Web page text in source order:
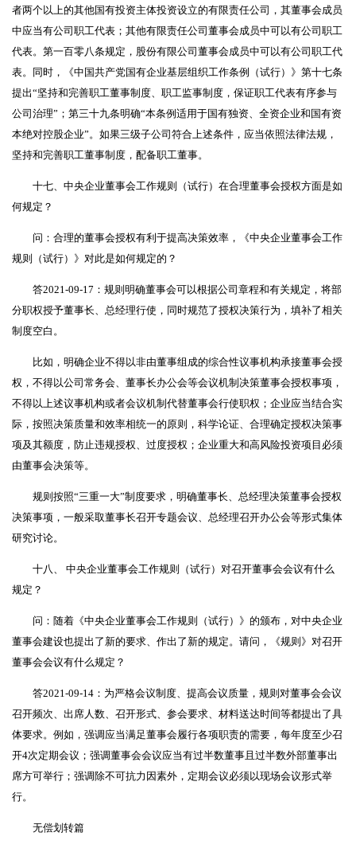
者两个以上的其他国有投资主体投资设立的有限责任公司，其董事会成员
中应当有公司职工代表；其他有限责任公司董事会成员中可以有公司职工
代表。第一百零八条规定，股份有限公司董事会成员中可以有公司职工代
表。同时，《中国共产党国有企业基层组织工作条例（试行）》第十七条
提出“坚持和完善职工董事制度、职工监事制度，保证职工代表有序参与
公司治理”；第三十九条明确“本条例适用于国有独资、全资企业和国有资
本绝对控股企业”。如果三级子公司符合上述条件，应当依照法律法规，
坚持和完善职工董事制度，配备职工董事。
十七、中央企业董事会工作规则（试行）在合理董事会授权方面是如
何规定？
问：合理的董事会授权有利于提高决策效率，《中央企业董事会工作
规则（试行）》对此是如何规定的？
答2021-09-17：规则明确董事会可以根据公司章程和有关规定，将部
分职权授予董事长、总经理行使，同时规范了授权决策行为，填补了相关
制度空白。
比如，明确企业不得以非由董事组成的综合性议事机构承接董事会授
权，不得以公司常务会、董事长办公会等会议机制决策董事会授权事项，
不得以上述议事机构或者会议机制代替董事会行使职权；企业应当结合实
际，按照决策质量和效率相统一的原则，科学论证、合理确定授权决策事
项及其额度，防止违规授权、过度授权；企业重大和高风险投资项目必须
由董事会决策等。
规则按照“三重一大”制度要求，明确董事长、总经理决策董事会授权
决策事项，一般采取董事长召开专题会议、总经理召开办公会等形式集体
研究讨论。
十八、 中央企业董事会工作规则（试行）对召开董事会会议有什么
规定？
问：随着《中央企业董事会工作规则（试行）》的颁布，对中央企业
董事会建设也提出了新的要求、作出了新的规定。请问，《规则》对召开
董事会会议有什么规定？
答2021-09-14：为严格会议制度、提高会议质量，规则对董事会会议
召开频次、出席人数、召开形式、参会要求、材料送达时间等都提出了具
体要求。例如，强调应当满足董事会履行各项职责的需要，每年度至少召
开4次定期会议；强调董事会会议应当有过半数董事且过半数外部董事出
席方可举行；强调除不可抗力因素外，定期会议必须以现场会议形式举
行。
无偿划转篇